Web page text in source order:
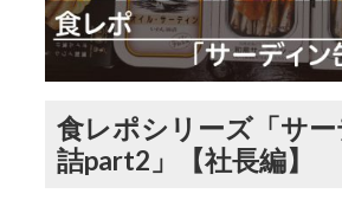
食レポシリーズ「サ
詰part2」【社長編】